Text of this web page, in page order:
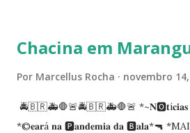
enquanto atuaram nesta instituição.
Chacina em
Por Marcellus Rocha novembro
🚔🇧🇷🚑🛑🚨🚔🇧🇷🚑🛑🚨 *~𝐍🅾️𝐭í𝐜𝐢𝐚𝐬
*©️𝐞𝐚𝐫á 𝐧𝐚 🅿️𝐚𝐧𝐝𝐞𝐦𝐢𝐚 𝐝𝐚 🅱️𝐚𝐥𝐚*🔫